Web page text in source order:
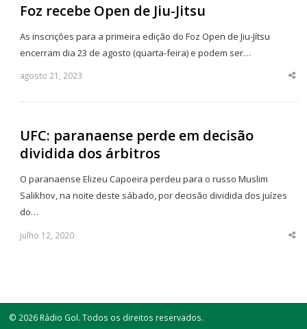
Foz recebe Open de Jiu-Jitsu
As inscrições para a primeira edição do Foz Open de Jiu-Jítsu
encerram dia 23 de agosto (quarta-feira) e podem ser…
agosto 21, 2023
UFC: paranaense perde em decisão
dividida dos árbitros
O paranaense Elizeu Capoeira perdeu para o russo Muslim
Salikhov, na noite deste sábado, por decisão dividida dos juízes
do…
julho 12, 2020
© 2026 Rádio Gol. Todos os direitos reservados.